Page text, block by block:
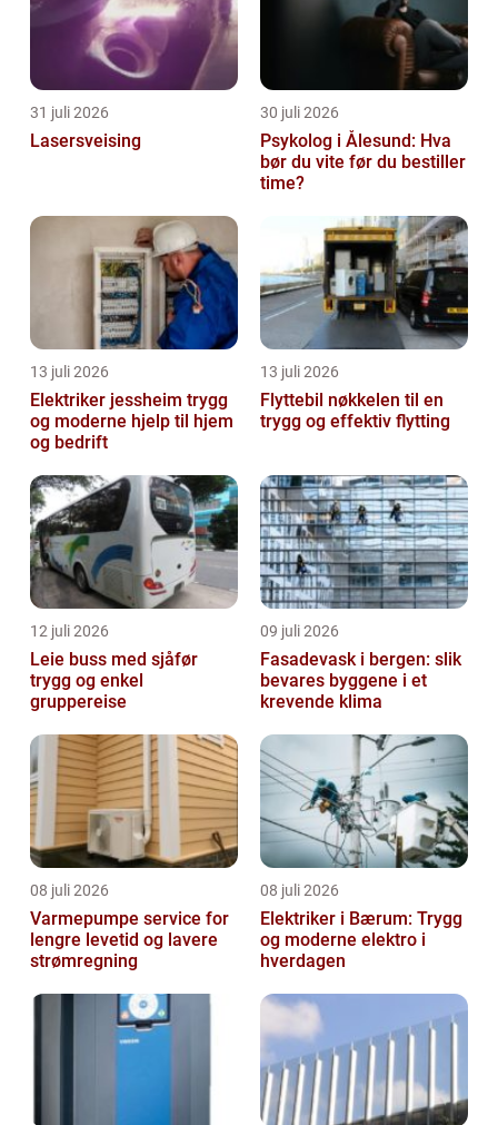
31 juli 2026
Lasersveising
30 juli 2026
Psykolog i Ålesund: Hva
bør du vite før du bestiller
time?
13 juli 2026
Elektriker jessheim trygg
og moderne hjelp til hjem
og bedrift
13 juli 2026
Flyttebil nøkkelen til en
trygg og effektiv flytting
12 juli 2026
Leie buss med sjåfør
trygg og enkel
gruppereise
09 juli 2026
Fasadevask i bergen: slik
bevares byggene i et
krevende klima
08 juli 2026
Varmepumpe service for
lengre levetid og lavere
strømregning
08 juli 2026
Elektriker i Bærum: Trygg
og moderne elektro i
hverdagen